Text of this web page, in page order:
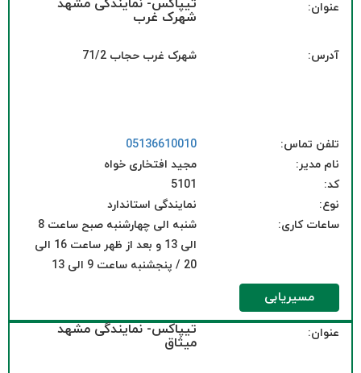
عنوان: تیپاکس- نمایندگی مشهد
شهرک غرب
آدرس: شهرک غرب حجاب 71/2
تلفن تماس:
05136610010
نام مدیر:
مجید افتخاری خواه
کد:
5101
نوع:
نمایندگی استاندارد
ساعات کاری:
شنبه الی چهارشنبه صبح ساعت 8
الی 13 و بعد از ظهر ساعت 16 الی
20 / پنجشنبه ساعت 9 الی 13
مسیریابی
عنوان: تیپاکس- نمایندگی مشهد
میثاق